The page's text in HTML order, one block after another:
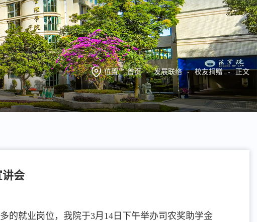
位置：首页 - 发展联络 - 校友捐赠 - 正文
讲会
的就业岗位，我院于3月14日下午举办司农奖助学金